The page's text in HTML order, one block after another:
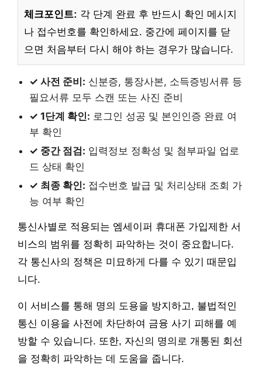
체크포인트: 각 단계 완료 후 반드시 확인 메시지
나 접수번호를 확인하세요. 중간에 페이지를 닫
으면 처음부터 다시 해야 하는 경우가 많습니다.
✓ 사전 준비: 신분증, 통장사본, 소득증빙서류 등
필요서류 모두 스캔 또는 사진 준비
✓ 1단계 확인: 로그인 성공 및 본인인증 완료 여
부 확인
✓ 중간 점검: 입력정보 정확성 및 첨부파일 업로
드 상태 확인
✓ 최종 확인: 접수번호 발급 및 처리상태 조회 가
능 여부 확인
통신사별로 적용되는 엠세이퍼 휴대폰 가입제한 서
비스의 범위를 정확히 파악하는 것이 중요합니다.
각 통신사의 정책은 미묘하게 다를 수 있기 때문입
니다.
이 서비스를 통해 명의 도용을 방지하고, 불법적인
통신 이용을 사전에 차단하여 금융 사기 피해를 예
방할 수 있습니다. 또한, 자신의 명의로 개통된 회선
을 정확히 파악하는 데 도움을 줍니다.